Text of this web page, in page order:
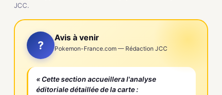
JCC.
?
Avis à venir
Pokemon-France.com — Rédaction JCC
« Cette section accueillera l'analyse
éditoriale détaillée de la carte :